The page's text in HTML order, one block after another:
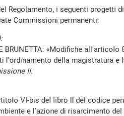
i seguenti progetti
Commissioni permanenti:
BRUNETTA: «Modifiche
l'ordinamento della magistratura e
II.
VI-bis del libro II del codice
e l'azione di risarcimento del